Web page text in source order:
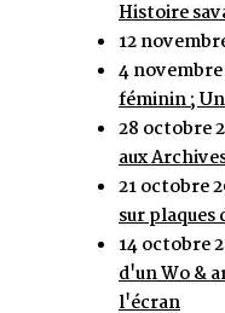
Histoire
12
4 novembre
féminin ;
28 octobre
aux
21 octobre
sur plaques
14 octobre
d'un Wo &
l'écran